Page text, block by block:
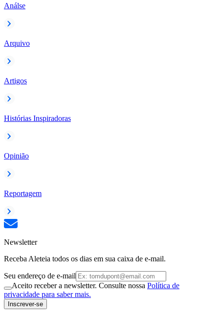
Análse
Arquivo
Artigos
Histórias Inspiradoras
Opinião
Reportagem
Newsletter
Receba Aleteia todos os dias em sua caixa de e-mail.
Seu endereço de e-mail
Aceito receber a newsletter. Consulte nossa Política de
privacidade para saber mais.
Inscrever-se